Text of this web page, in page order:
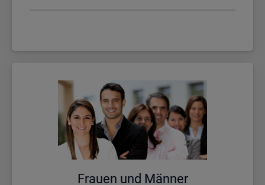
Frau­en und Män­ner